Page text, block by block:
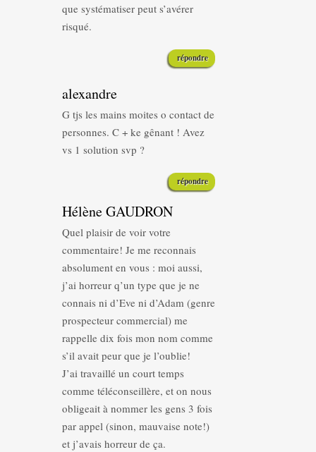
que systématiser peut s’avérer
risqué.
répondre
alexandre
G tjs les mains moites o contact de
personnes. C + ke gênant ! Avez
vs 1 solution svp ?
répondre
Hélène GAUDRON
Quel plaisir de voir votre
commentaire! Je me reconnais
absolument en vous : moi aussi,
j’ai horreur q’un type que je ne
connais ni d’Eve ni d’Adam (genre
prospecteur commercial) me
rappelle dix fois mon nom comme
s’il avait peur que je l’oublie!
J’ai travaillé un court temps
comme téléconseillère, et on nous
obligeait à nommer les gens 3 fois
par appel (sinon, mauvaise note!)
et j’avais horreur de ça.